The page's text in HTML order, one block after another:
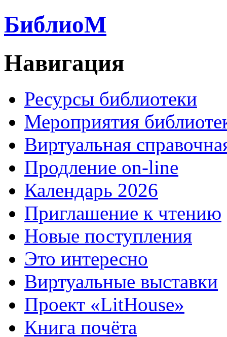
БиблиоМ
Навигация
Ресурсы библиотеки
Мероприятия
Виртуальная
Продление on-line
Календарь 2026
Приглашение к чтению
Новые поступления
Это интересно
Виртуальные выставки
Проект «LitHouse»
Книга почёта